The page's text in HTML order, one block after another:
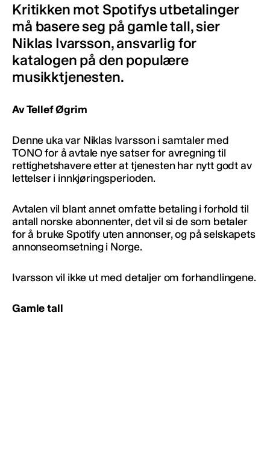
Kritikken mot Spotifys utbetalinger
må basere seg på gamle tall, sier
Niklas Ivarsson, ansvarlig for
katalogen på den populære
musikktjenesten.
Av Tellef Øgrim
Denne uka var Niklas Ivarsson i samtaler med
TONO for å avtale nye satser for avregning til
rettighetshavere etter at tjenesten har nytt godt av
lettelser i innkjøringsperioden.
Avtalen vil blant annet omfatte betaling i forhold til
antall norske abonnenter, det vil si de som betaler
for å bruke Spotify uten annonser, og på selskapets
annonseomsetning i Norge.
Ivarsson vil ikke ut med detaljer om forhandlingene.
Gamle tall